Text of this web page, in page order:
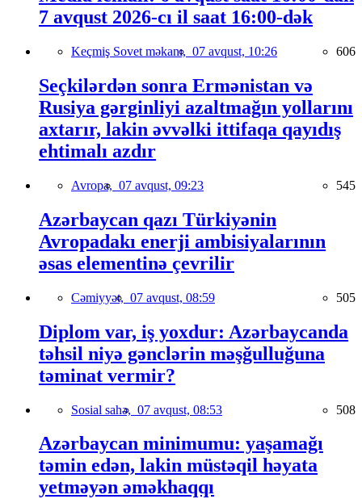
7 avqust 2026-cı il saat 16:00-dək
Keçmiş Sovet məkanı, 07 avqust, 10:26 606
Seçkilərdən sonra Ermənistan və
Rusiya gərginliyi azaltmağın yollarını
axtarır, lakin əvvəlki ittifaqa qayıdış
ehtimalı azdır
Avropa, 07 avqust, 09:23 545
Azərbaycan qazı Türkiyənin
Avropadakı enerji ambisiyalarının
əsas elementinə çevrilir
Cəmiyyət, 07 avqust, 08:59 505
Diplom var, iş yoxdur: Azərbaycanda
təhsil niyə gənclərin məşğulluğuna
təminat vermir?
Sosial sahə, 07 avqust, 08:53 508
Azərbaycan minimumu: yaşamağı
təmin edən, lakin müstəqil həyata
yetməyən əməkhaqqı